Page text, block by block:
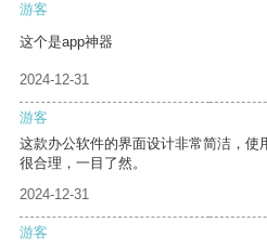
游客
这个是app神器
2024-12-31
游客
这款办公软件的界面设计非常简洁，使
很合理，一目了然。
2024-12-31
游客